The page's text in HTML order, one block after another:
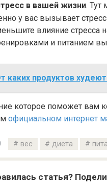
в вашей жизни. Тут
у вас вызывает
влияние стресса
и питанием
каких продуктов
которое поможет вам
официальном интернет
вес диета
статья?